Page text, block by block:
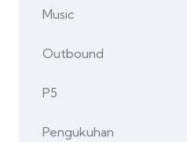
Music
Outbound
P5
Pengukuhan